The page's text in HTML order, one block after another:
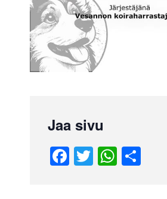
Jaa sivu
F T W